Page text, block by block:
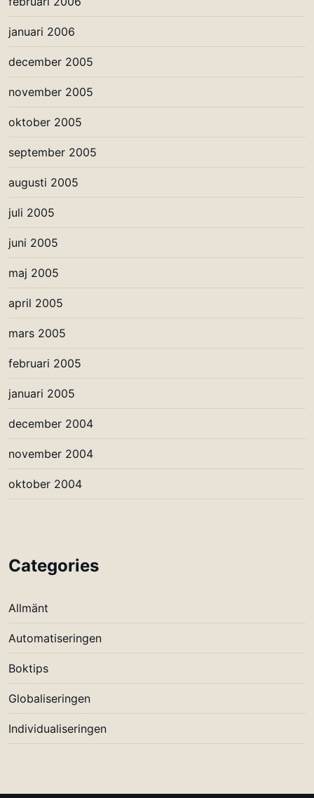
januari 2006
december 2005
november 2005
oktober 2005
september 2005
augusti 2005
juli 2005
juni 2005
maj 2005
april 2005
mars 2005
februari 2005
januari 2005
december 2004
november 2004
oktober 2004
Categories
Allmänt
Automatiseringen
Boktips
Globaliseringen
Individualiseringen